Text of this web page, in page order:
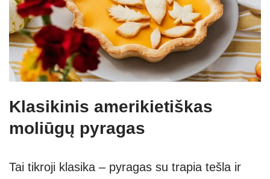
Klasikinis amerikietiškas
moliūgų pyragas
Tai tikroji klasika – pyragas su trapia tešla ir